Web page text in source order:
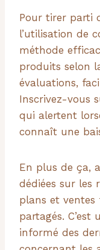
Pour tirer parti
l’utilisation de
méthode
produits selon
évaluations,
Inscrivez-vous
qui alertent
connaît une
En plus de ça,
dédiées sur les
plans et
partagés.
informé des